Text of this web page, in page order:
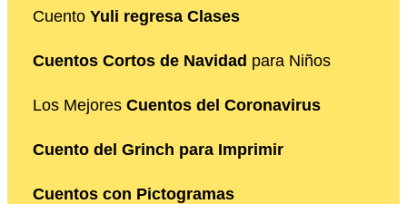
Cuento Yuli regresa Clases
Cuentos Cortos de Navidad para Niños
Los Mejores Cuentos del Coronavirus
Cuento del Grinch para Imprimir
Cuentos con Pictogramas